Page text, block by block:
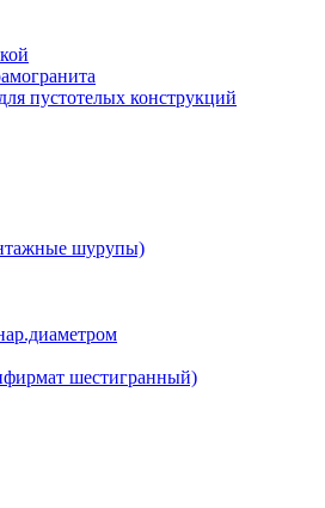
пустотелых конструкций
шурупы)
шестигранный)